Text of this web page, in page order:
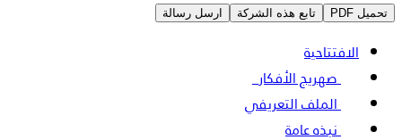
تحميل PDF تابع هذه الشركة ارسل رسالة
الافتتاحية
صهريج الأفكار5
الملف التعريفي
نبذه عامة